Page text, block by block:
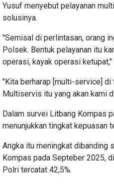
Yusuf menyebut pelayanan
solusinya.
"Semisal di perlintasan, orang
Polsek. Bentuk pelayanan itu
operasi, kayak operasi ketupat,"
"Kita berharap [multi-service]
Multiservis itu yang akan kami
Dalam survei Litbang Kompas
menunjukkan tingkat kepuasan
Angka itu meningkat dibanding
Kompas pada Septeber 2025,
Polri tercatat 42,5%.